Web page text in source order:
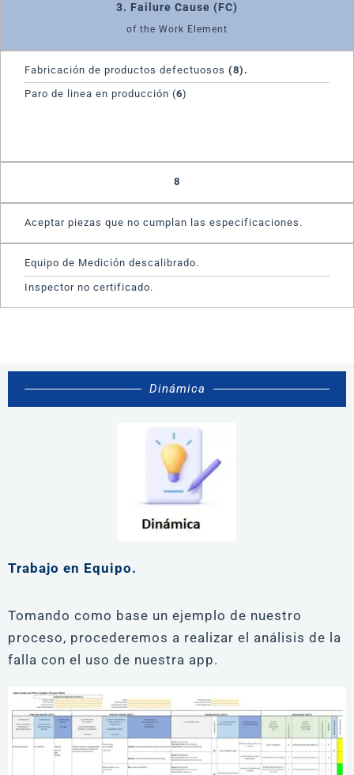
3. Failure Cause (FC)
of the Work Element
Fabricación de productos defectuosos (8).
Paro de linea en producción (6)
8
Aceptar piezas que no cumplan las especificaciones.
Equipo de Medición descalibrado.
Inspector no certificado.
Dinámica
Trabajo en Equipo.
Tomando como base un ejemplo de nuestro
proceso, procederemos a realizar el análisis de la
falla con el uso de nuestra app.